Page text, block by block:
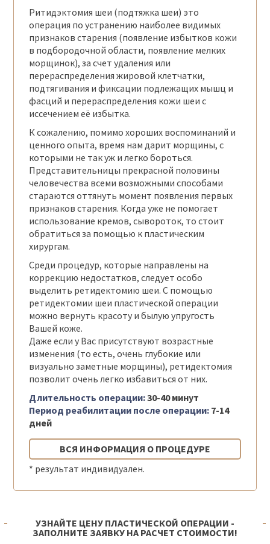
Ритидэктомия шеи (подтяжка шеи) это
операция по устранению наиболее видимых
признаков старения (появление избытков кожи
в подбородочной области, появление мелких
морщинок), за счет удаления или
перераспределения жировой клетчатки,
подтягивания и фиксации подлежащих мышц и
фасций и перераспределения кожи шеи с
иссечением её избытка.
К сожалению, помимо хороших воспоминаний и
ценного опыта, время нам дарит морщины, с
которыми не так уж и легко бороться.
Представительницы прекрасной половины
человечества всеми возможными способами
стараются оттянуть момент появления первых
признаков старения. Когда уже не помогает
использование кремов, сывороток, то стоит
обратиться за помощью к пластическим
хирургам.
Среди процедур, которые направлены на
коррекцию недостатков, следует особо
выделить ретидектомию шеи. С помощью
ретидектомии шеи пластической операции
можно вернуть красоту и былую упругость
Вашей коже.
Даже если у Вас присутствуют возрастные
изменения (то есть, очень глубокие или
визуально заметные морщины), ретидектомия
позволит очень легко избавиться от них.
Длительность операции:30-40 минут
Период реабилитации после операции: 7-14
дней
ВСЯ ИНФОРМАЦИЯ О ПРОЦЕДУРЕ
* результат индивидуален.
УЗНАЙТЕ ЦЕНУ ПЛАСТИЧЕСКОЙ ОПЕРАЦИИ -
ЗАПОЛНИТЕ ЗАЯВКУ НА РАСЧЕТ СТОИМОСТИ!